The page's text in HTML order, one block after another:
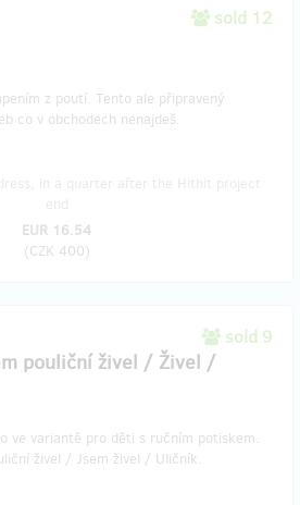
sold 12
z poutí. Tento ale připravený
co v obchodech nenajdeš.
EUR 16.54
(CZK 400)
sold 9
pouliční živel / Živel /
ve variantě pro děti s ručním potiskem.
živel / Jsem živel / Uličník.